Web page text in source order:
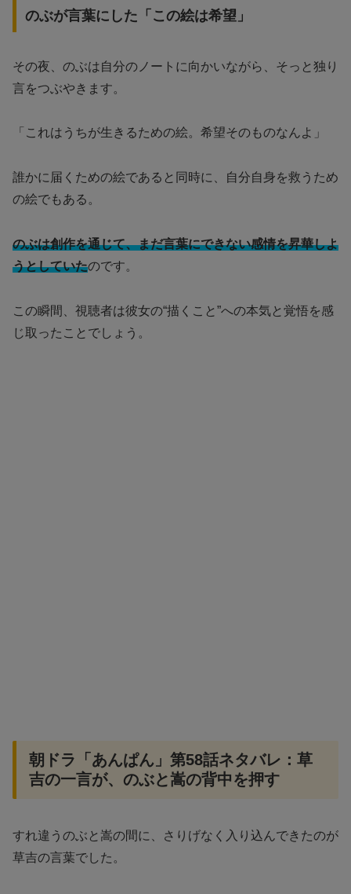
のぶが言葉にした「この絵は希望」
その夜、のぶは自分のノートに向かいながら、そっと独り
言をつぶやきます。
「これはうちが生きるための絵。希望そのものなんよ」
誰かに届くための絵であると同時に、自分自身を救うため
の絵でもある。
のぶは創作を通じて、まだ言葉にできない感情を昇華しよ
うとしていたのです。
この瞬間、視聴者は彼女の“描くこと”への本気と覚悟を感
じ取ったことでしょう。
朝ドラ「あんぱん」第58話ネタバレ：草
吉の一言が、のぶと嵩の背中を押す
すれ違うのぶと嵩の間に、さりげなく入り込んできたのが
草吉の言葉でした。